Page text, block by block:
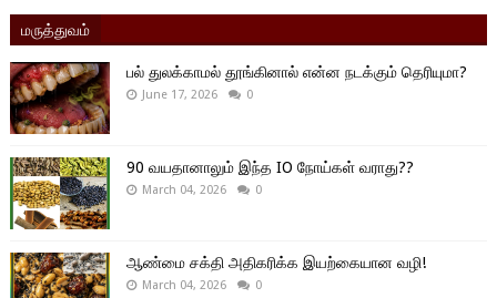
மருத்துவம்
பல் துலக்காமல் தூங்கினால் என்ன நடக்கும் தெரியுமா?
June 17, 2026 0
90 வயதானாலும் இந்த IO நோய்கள் வராது??
March 04, 2026 0
ஆண்மை சக்தி அதிகரிக்க இயற்கையான வழி!
March 04, 2026 0